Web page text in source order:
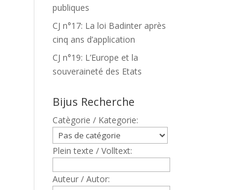
publiques
CJ n°17: La loi Badinter après
cinq ans d’application
CJ n°19: L’Europe et la
souveraineté des Etats
Bijus Recherche
Catègorie / Kategorie:
Plein texte / Volltext:
Auteur / Autor: